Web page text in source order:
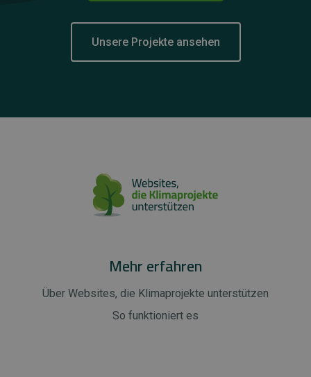
Unsere Projekte ansehen
Mehr erfahren
Über Websites, die Klimaprojekte unterstützen
So funktioniert es